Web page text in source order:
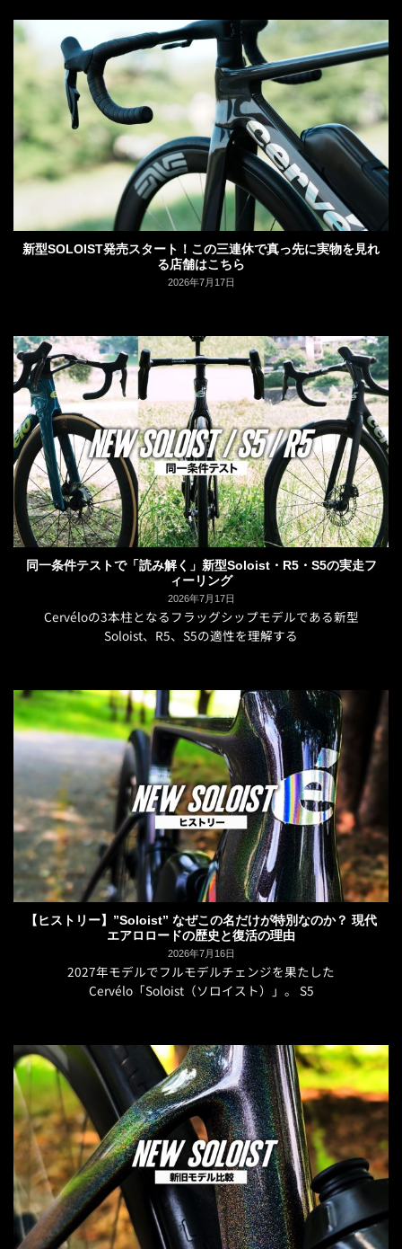
新型SOLOIST発売スタート！この三連休で真っ先に実物を見れ
る店舗はこちら
2026年7月17日
同一条件テストで「読み解く」新型Soloist・R5・S5の実走フ
ィーリング
2026年7月17日
Cervéloの3本柱となるフラッグシップモデルである新型
Soloist、R5、S5の適性を理解する
【ヒストリー】”Soloist” なぜこの名だけが特別なのか？ 現代
エアロロードの歴史と復活の理由
2026年7月16日
2027年モデルでフルモデルチェンジを果たした
Cervélo「Soloist（ソロイスト）」。 S5